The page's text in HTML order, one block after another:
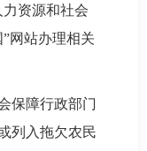
资源和社会
网站办理相关
保障行政部门
列入拖欠农民